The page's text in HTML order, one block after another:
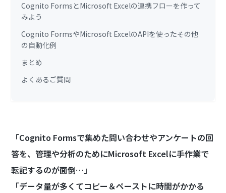
Cognito FormsとMicrosoft Excelの連携フローを作って
みよう
Cognito FormsやMicrosoft ExcelのAPIを使ったその他
の自動化例
まとめ
よくあるご質問
「Cognito Formsで集めた問い合わせやアンケートの回
答を、管理や分析のためにMicrosoft Excelに手作業で
転記するのが面倒…」
「データ量が多くてコピー＆ペーストに時間がかかる